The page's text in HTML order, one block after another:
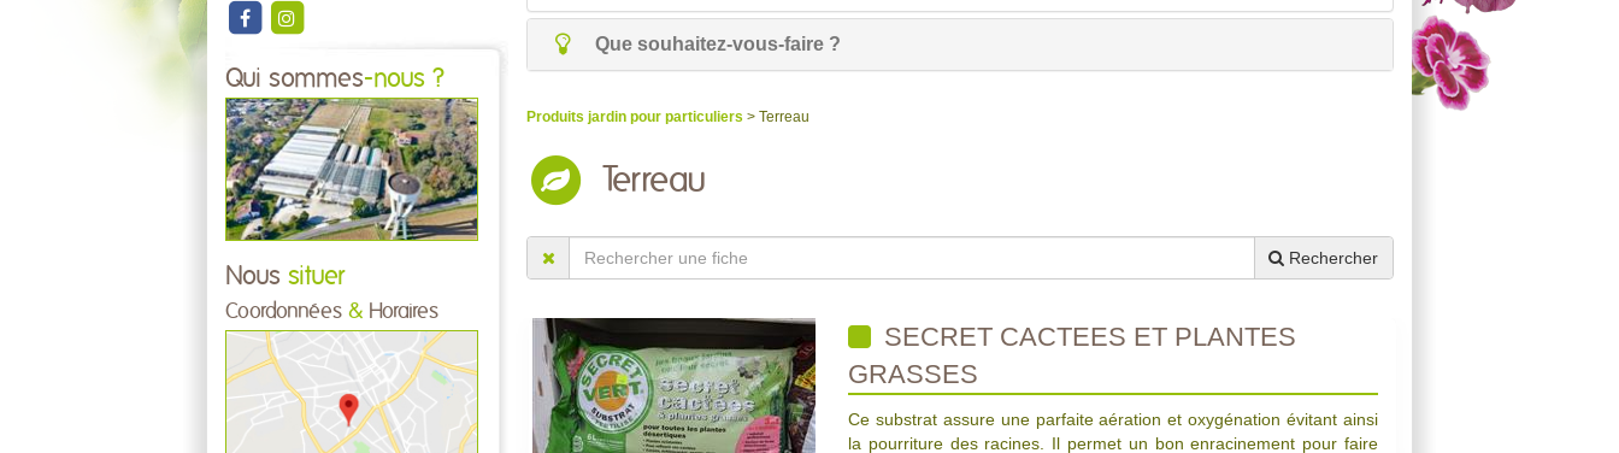
Qui sommes-nous ?
Nous situer
Coordonnées & Horaires
Que souhaitez-vous-faire ?
Produits jardin pour particuliers > Terreau
Terreau
Rechercher
SECRET CACTEES ET PLANTES
GRASSES
Ce substrat assure une parfaite aération et oxygénation évitant ainsi
la pourriture des racines. Il permet un bon enracinement pour faire